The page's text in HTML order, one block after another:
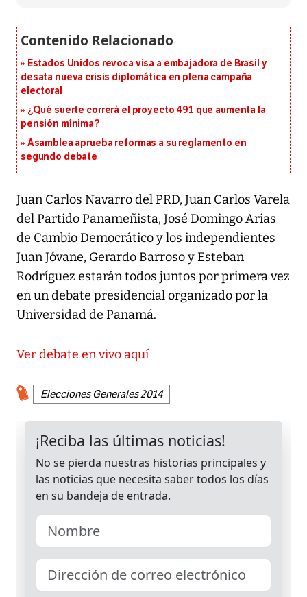
Estados Unidos revoca visa a embajadora de Brasil y
desata nueva crisis diplomática en plena campaña
electoral
¿Qué suerte correrá el proyecto 491 que aumenta la
pensión mínima?
Asamblea aprueba reformas a su reglamento en
segundo debate
Juan Carlos Navarro del PRD, Juan Carlos Varela
del Partido Panameñista, José Domingo Arias
de Cambio Democrático y los independientes
Juan Jóvane, Gerardo Barroso y Esteban
Rodríguez estarán todos juntos por primera vez
en un debate presidencial organizado por la
Universidad de Panamá.
Ver debate en vivo aquí
Elecciones Generales 2014